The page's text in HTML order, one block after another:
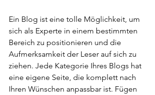
Ein Blog ist eine tolle Möglichkeit, um
sich als Experte in einem bestimmten
Bereich zu positionieren und die
Aufmerksamkeit der Leser auf sich zu
ziehen. Jede Kategorie Ihres Blogs hat
eine eigene Seite, die komplett nach
Ihren Wünschen anpassbar ist. Fügen